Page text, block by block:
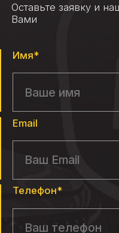
Оставьте заявку и
Вами
Имя*
Email
Телефон*